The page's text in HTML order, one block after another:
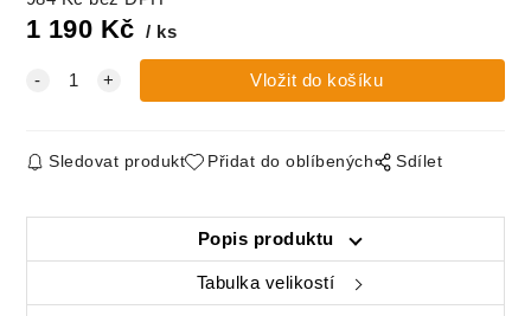
1 190 Kč ks
Sledovat produkt Přidat do oblíbených Sdílet
Popis produktu
Tabulka velikostí